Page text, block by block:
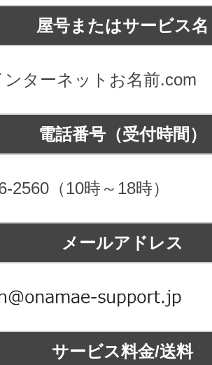
マーケティング
に最適な仮想化環境を用
セキュリティ診断を
.comネットde診断
レスを作成
メール
・電話・チャットは
ートナー制度
販売パートナー
後払いが可能なプログラム
ートナー制度
屋号またはサービス名
ンターネットお名前.com
電話番号（受付時間）
2560（10時～18時）
メールアドレス
サービス料金/送料